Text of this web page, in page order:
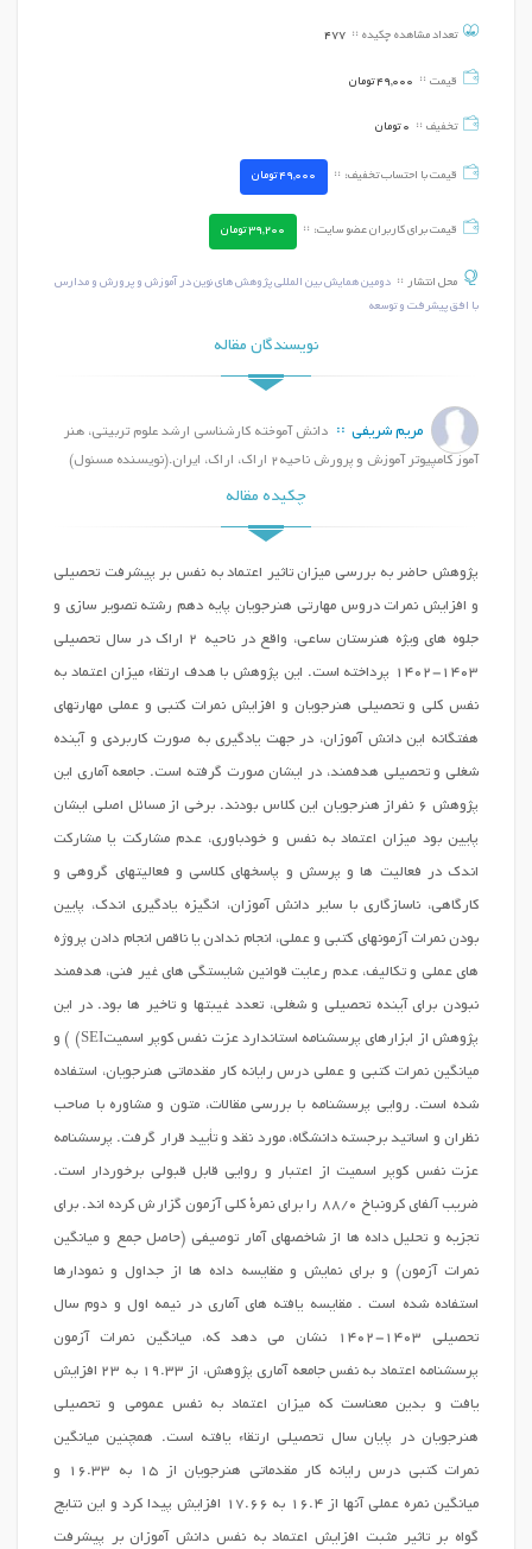
تعداد مشاهده چکیده 477
قیمت 49,000تومان
تخفیف 0 تومان
قیمت با احتساب تخفیف: 49,000تومان
قیمت برای کاربران عضو سایت: 39,200تومان
محل انتشار
دومین همایش بین المللی پژوهش های نوین در آموزش و پرورش و مدارس
با افق پیشرفت و توسعه
نویسندگان مقاله
مریم شریفی دانش آموخته کارشناسی ارشد علوم تربیتی، هنر
آموز کامپیوتر آموزش و پرورش ناحیه2 اراک، اراک، ایران.(نویسنده مسئول)
چکیده مقاله
پژوهش حاضر به بررسی میزان تاثیر اعتماد به نفس بر پیشرفت تحصیلی
و افزایش نمرات دروس مهارتی هنرجویان پایه دهم رشته تصویر سازی و
جلوه های ویژه هنرستان ساعی، واقع در ناحیه 2 اراک در سال تحصیلی
1403-1402 پرداخته است. این پژوهش با هدف ارتقاء میزان اعتماد به
نفس کلی و تحصیلی هنرجویان و افزایش نمرات کتبی و عملی مهارتهای
هفتگانه این دانش آموزان، در جهت یادگیری به صورت کاربردی و آینده
شغلی و تحصیلی هدفمند، در ایشان صورت گرفته است. جامعه آماری این
پژوهش 6 نفراز هنرجویان این کلاس بودند. برخی از مسائل اصلی ایشان
پایین بود میزان اعتماد به نفس و خودباوری، عدم مشارکت یا مشارکت
اندک در فعالیت ها و پرسش و پاسخهای کلاسی و فعالیتهای گروهی و
کارگاهی، ناسازگاری با سایر دانش آموزان، انگیزه یادگیری اندک، پایین
بودن نمرات آزمونهای کتبی و عملی، انجام ندادن یا ناقص انجام دادن پروژه
های عملی و تکالیف، عدم رعایت قوانین شایستگی های غیر فنی، هدفمند
نبودن برای آینده تحصیلی و شغلی، تعدد غیبتها و تاخیر ها بود. در این
پژوهش از ابزارهای پرسشنامه استاندارد عزت نفس کوپر اسمیتSEI) ) و
میانگین نمرات کتبی و عملی درس رایانه کار مقدماتی هنرجویان، استفاده
شده است. روایی پرسشنامه با بررسي مقالات، متون و مشاوره با صاحب
نظران و اساتيد برجسته دانشگاه، مورد نقد و تأييد قرار گرفت. پرسشنامه
عزت نفس کوپر اسمیت از اعتبار و روایی قابل قبولی برخوردار است.
ضریب آلفای کرونباخ ۸۸/۰ را برای نمرۀ کلی آزمون گزارش کرده اند. برای
تجزیه و تحلیل داده ها از شاخصهای آمار توصیفی (حاصل جمع و میانگین
نمرات آزمون) و برای نمایش و مقایسه داده ها از جداول و نمودارها
استفاده شده است . مقایسه یافته های آماری در نیمه اول و دوم سال
تحصیلی 1403-1402 نشان می دهد که، میانگین نمرات آزمون
پرسشنامه اعتماد به نفس جامعه آماری پژوهش، از 19.33 به 23 افزایش
یافت و بدین معناست که میزان اعتماد به نفس عمومی و تحصیلی
هنرجویان در پایان سال تحصیلی ارتقاء یافته است. همچنین میانگین
نمرات کتبی درس رایانه کار مقدماتی هنرجویان از 15 به 16.33 و
میانگین نمره عملی آنها از 16.4 به 17.66 افزایش پیدا کرد و این نتایج
گواه بر تاثیر مثبت افزایش اعتماد به نفس دانش آموزان بر پیشرفت